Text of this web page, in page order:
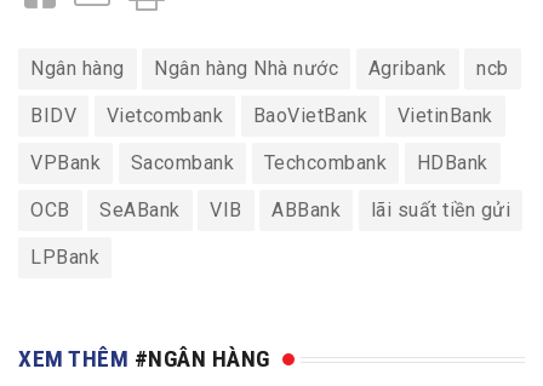
Ngân hàng Ngân hàng Nhà nước Agribank ncb
BIDV Vietcombank BaoVietBank VietinBank
VPBank Sacombank Techcombank HDBank
OCB SeABank VIB ABBank lãi suất tiền gửi
LPBank
XEM THÊM #NGÂN HÀNG